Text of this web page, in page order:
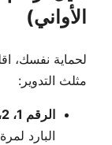
الأواني)
لحماية نفسك،
مثلث التدوير:
الرقم 1، 2، 4، 5: